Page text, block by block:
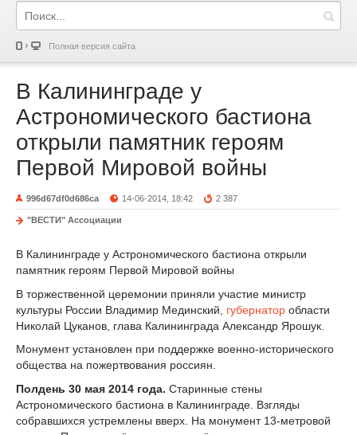
Полная версия сайта
В Калининграде у
Астрономического бастиона
открыли памятник героям
Первой Мировой войны
996d67df0d686ca 14-06-2014, 18:42 2 387
"ВЕСТИ" Ассоциации
В Калининграде у Астрономического бастиона открыли
памятник героям Первой Мировой войны
В торжественной церемонии приняли участие министр
культуры России Владимир Мединский, губернатор области
Николай Цуканов, глава Калининграда Александр Ярошук.
Монумент установлен при поддержке военно-исторического
общества на пожертвования россиян.
Полдень 30 мая 2014 года. Старинные стены
Астрономического бастиона в Калининграде. Взгляды
собравшихся устремлены вверх. На монумент 13-метровой